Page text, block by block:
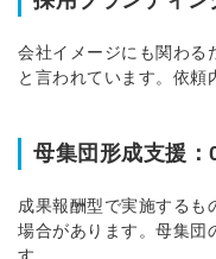
会社イメージにも関わる
と言われています。依頼
母集団形成支援：
成果報酬型で実施するも
場合があります。母集団